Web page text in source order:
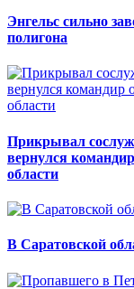
Энгельс сильно
полигона
Прикрывал
вернулся
области
В Саратовской